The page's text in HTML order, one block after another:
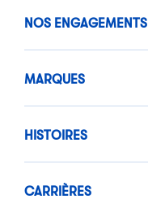
NOS ENGAGEMENTS
MARQUES
HISTOIRES
CARRIÈRES